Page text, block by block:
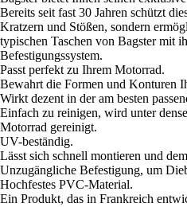
Bereits seit fast 30 Jahren schützt
Kratzern und Stößen, sondern
typischen Taschen von Bagster mit
Befestigungssystem.
Passt perfekt zu Ihrem Motorrad.
Bewahrt die Formen und Konturen
Wirkt dezent in der am besten
Einfach zu reinigen, wird unter
Motorrad gereinigt.
UV-beständig.
Lässt sich schnell montieren und
Unzugängliche Befestigung, um
Hochfestes PVC-Material.
Ein Produkt, das in Frankreich